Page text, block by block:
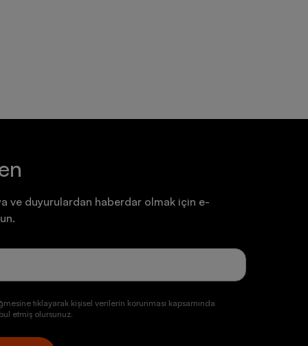
ve duyurulardan haberdar olmak için e-
tıklayarak kişisel verilerin korunması kapsamında
etmiş olursunuz.